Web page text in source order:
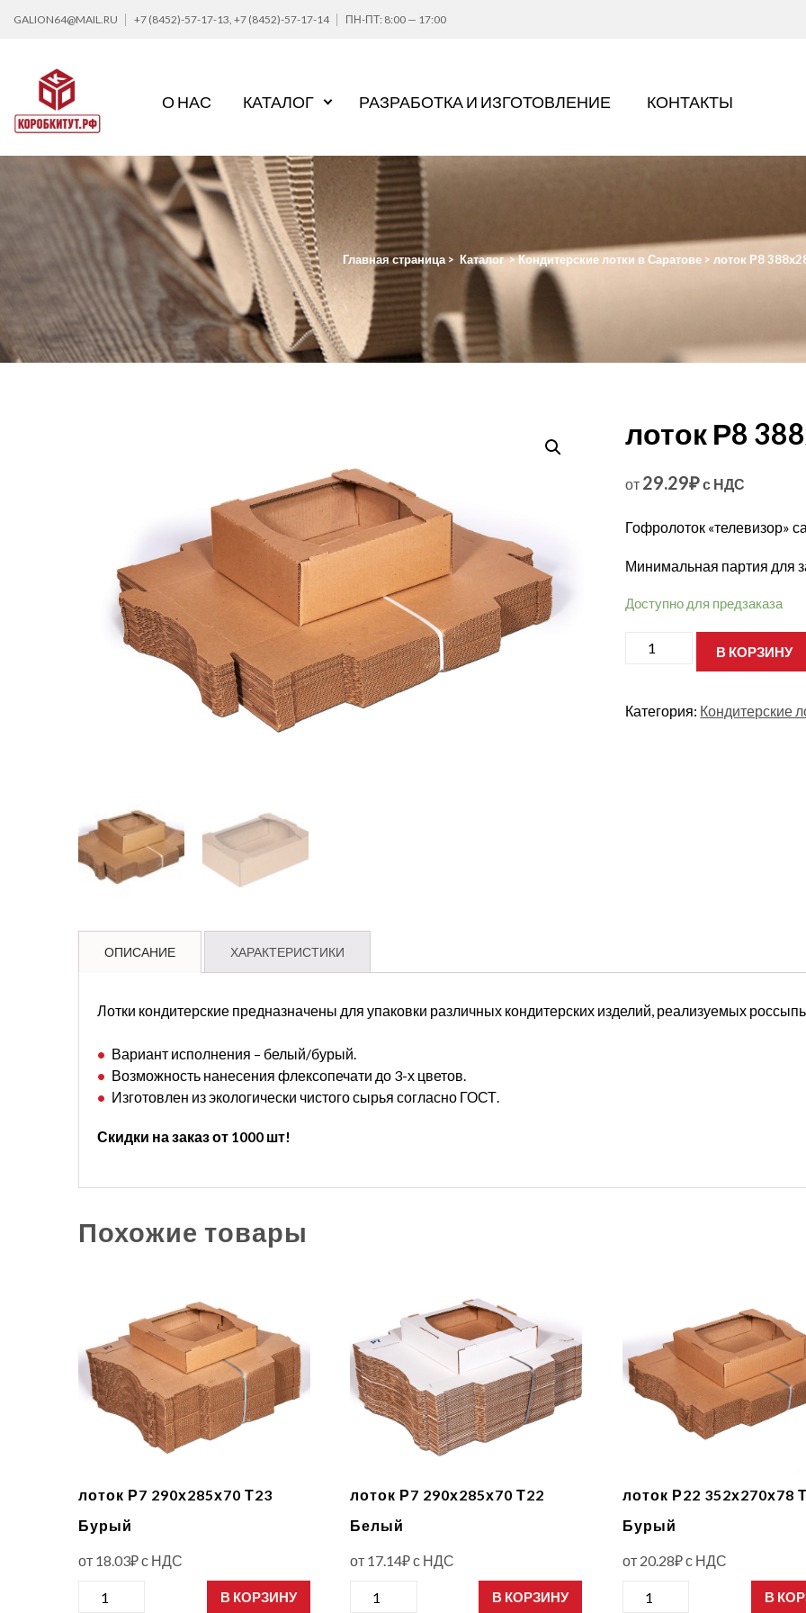
GALION64@MAIL.RU +7 (8452)-57-17-13 +7 (8452)-57-17-14 ПН-ПТ: 8:00 — 17:00
О НАС КАТАЛОГ РАЗРАБОТКА И ИЗГОТОВЛЕНИЕ КОНТАКТЫ
Главная страница > Каталог >Кондитерские лотки в Саратове > лоток Р8
лоток Р8
от 29.29₽с НДС
Гофролоток «телевизор»
Минимальная партия для
Доступно для предзаказа
товара
388х285х130
В КОРЗИНУ
Категория: Кондитерские
ОПИСАНИЕ ХАРАКТЕРИСТИКИ
Лотки кондитерские предназначены для упаковки различных кондитерских изделий, реализуемых
Вариант исполнения – белый/бурый.
Возможность нанесения флексопечати до 3-х цветов.
Изготовлен из экологически чистого сырья согласно ГОСТ.
Скидки на заказ от 1000 шт!
Похожие товары
лоток Р7 290х285х70 Т23
Бурый
от 18.03₽с НДС
В КОРЗИНУ
товара
лоток Р7 290х285х70 Т22
Белый
от 17.14₽с НДС
В КОРЗИНУ
товара
лоток Р22 352х270х78
Бурый
от 20.28₽с НДС
В
товара